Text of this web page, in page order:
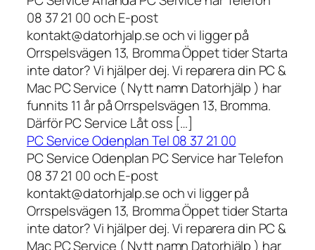
08 37 21 00 och E-post
kontakt@datorhjalp.se och vi ligger på
Orrspelsvägen 13, Bromma Öppet tider Starta
inte dator? Vi hjälper dej. Vi reparera din PC &
Mac PC Service ( Nytt namn Datorhjälp ) har
funnits 11 år på Orrspelsvägen 13, Bromma.
Därför PC Service Låt oss […]
PC Service Odenplan Tel 08 37 21 00
PC Service Odenplan PC Service har Telefon
08 37 21 00 och E-post
kontakt@datorhjalp.se och vi ligger på
Orrspelsvägen 13, Bromma Öppet tider Starta
inte dator? Vi hjälper dej. Vi reparera din PC &
Mac PC Service ( Nytt namn Datorhjälp ) har